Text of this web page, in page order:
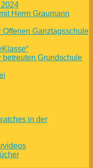
Herrn Graumann
Ganztagsschule
Grundschule
in der